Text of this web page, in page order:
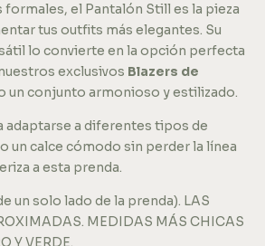
el Pantalón Still es la pieza
tus outfits más elegantes. Su
lo convierte en la opción perfecta
exclusivos Blazers de
un conjunto armonioso y estilizado.
adaptarse a diferentes tipos de
un calce cómodo sin perder la línea
a esta prenda.
un solo lado de la prenda). LAS
MEDIDAS MÁS CHICAS
Y VERDE.